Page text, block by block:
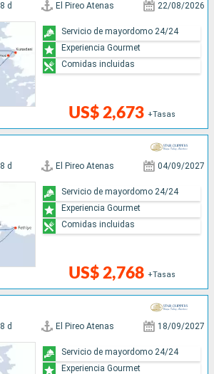
8 d El Pireo Atenas 22/08/2026
US$ 2,673 +Tasas
Servicio de mayordomo 24/24
Experiencia Gourmet
Comidas incluidas
8 d El Pireo Atenas 04/09/2027
US$ 2,768 +Tasas
Servicio de mayordomo 24/24
Experiencia Gourmet
Comidas incluidas
8 d El Pireo Atenas 18/09/2027
Servicio de mayordomo 24/24
Experiencia Gourmet